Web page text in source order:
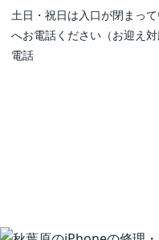
土日・祝日は入口が閉まっ
へお電話ください（お迎え対
電話